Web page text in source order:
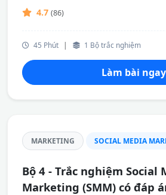
4.7 (86)
45 Phút | 1 Bộ trắc nghiệm
Làm bài ngay
MARKETING SOCIAL MEDIA
Bộ 4 - Trắc nghiệm Social
Marketing (SMM) có đáp